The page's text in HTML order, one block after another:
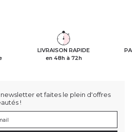
LIVRAISON RAPIDE
en 48h à 72h
et faites le plein d'offres
!